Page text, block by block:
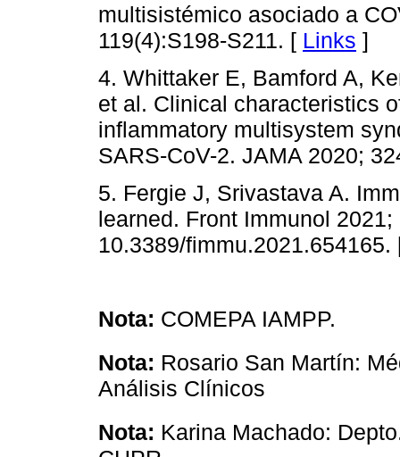
multisistémico asociado a
119(4):S198-S211. [ Links ]
4. Whittaker E, Bamford A,
et al. Clinical characteristics
inflammatory multisystem
SARS-CoV-2. JAMA 2020;
5. Fergie J, Srivastava A.
learned. Front Immunol
10.3389/
Nota: COMEPA IAMPP.
Nota: Rosario San Martín:
Análisis Clínicos
Nota: Karina Machado: